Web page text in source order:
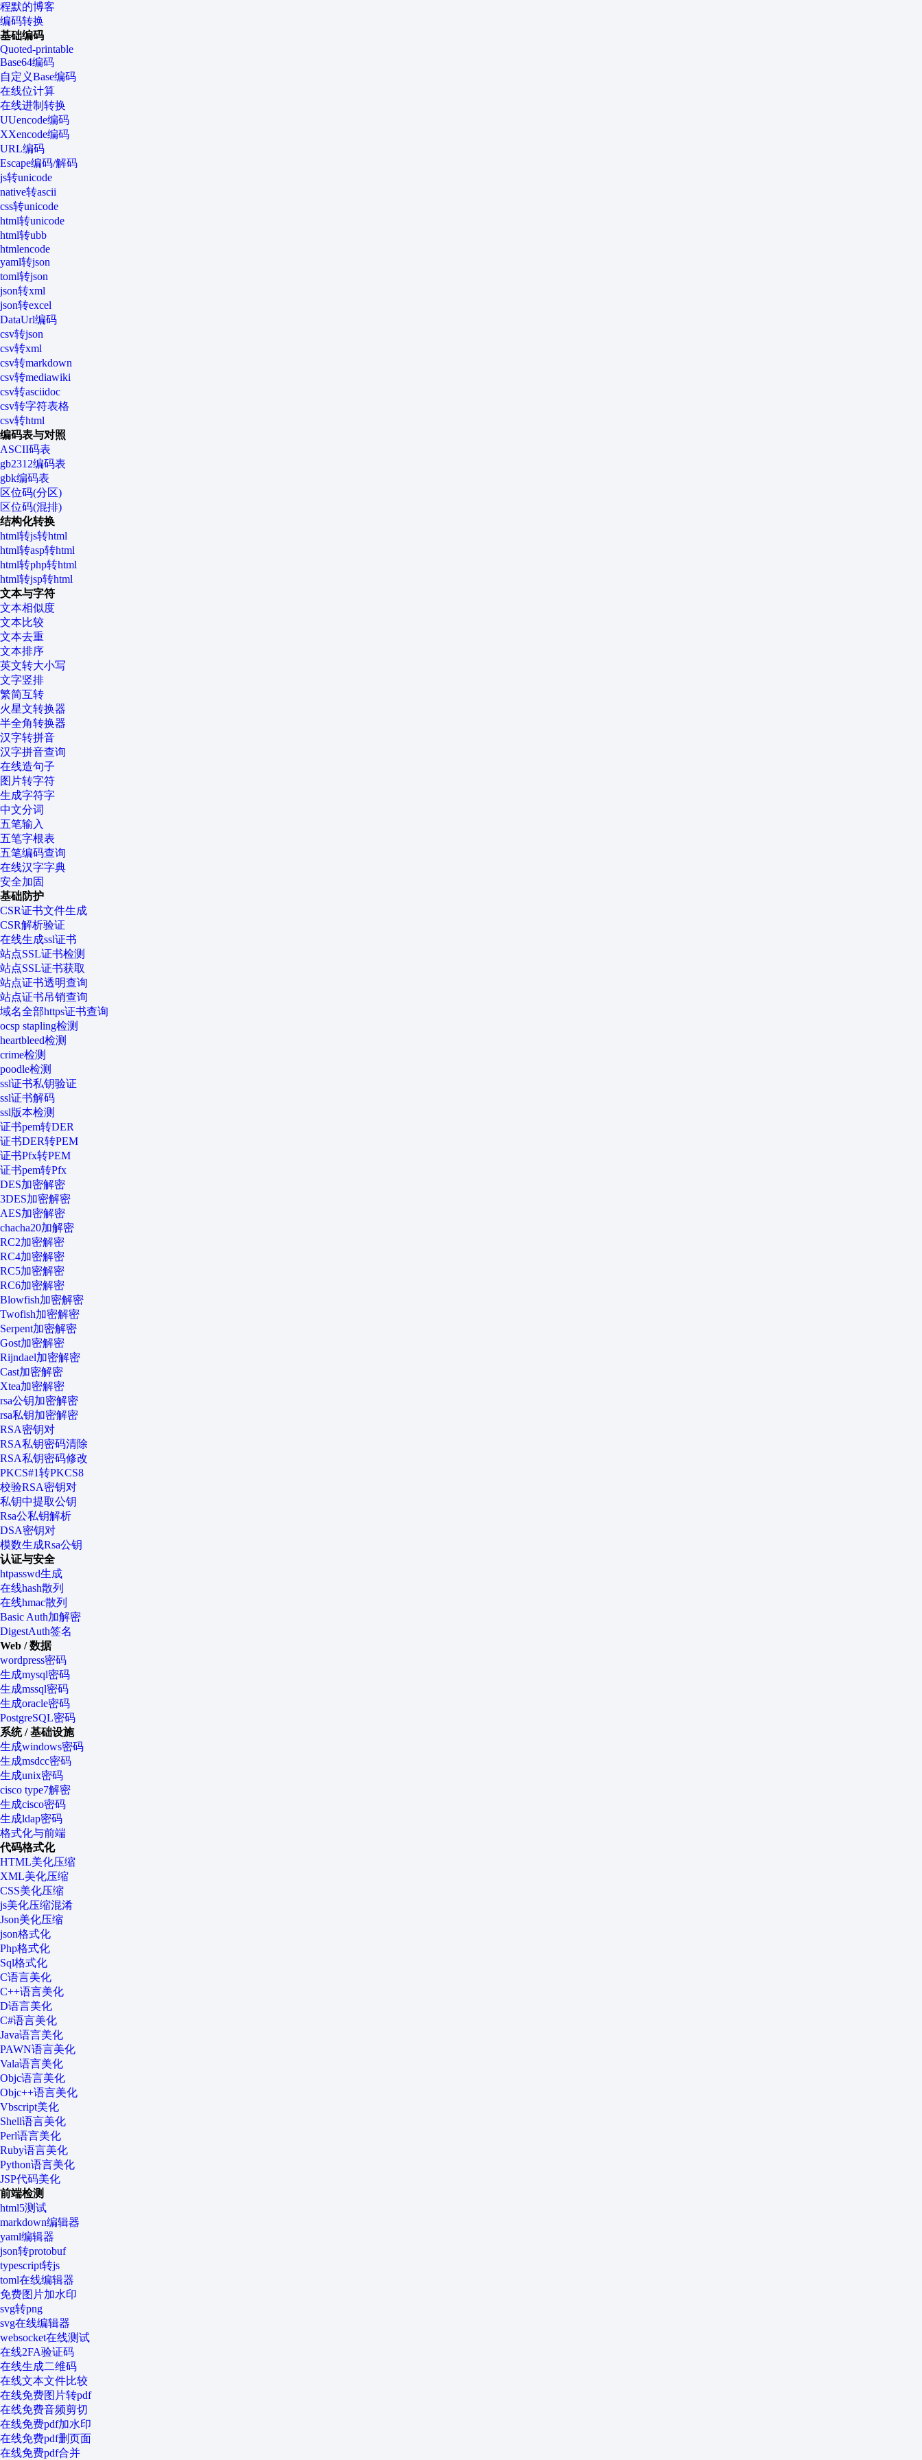
程默的博客
编码转换
基础编码
Quoted-printable
Base64编码
自定义Base编码
在线位计算
在线进制转换
UUencode编码
XXencode编码
URL编码
Escape编码/解码
js转unicode
native转ascii
css转unicode
html转unicode
html转ubb
htmlencode
yaml转json
toml转json
json转xml
json转excel
DataUrl编码
csv转json
csv转xml
csv转markdown
csv转mediawiki
csv转asciidoc
csv转字符表格
csv转html
编码表与对照
ASCII码表
gb2312编码表
gbk编码表
区位码(分区)
区位码(混排)
结构化转换
html转js转html
html转asp转html
html转php转html
html转jsp转html
文本与字符
文本相似度
文本比较
文本去重
文本排序
英文转大小写
文字竖排
繁简互转
火星文转换器
半全角转换器
汉字转拼音
汉字拼音查询
在线造句子
图片转字符
生成字符字
中文分词
五笔输入
五笔字根表
五笔编码查询
在线汉字字典
安全加固
基础防护
CSR证书文件生成
CSR解析验证
在线生成ssl证书
站点SSL证书检测
站点SSL证书获取
站点证书透明查询
站点证书吊销查询
域名全部https证书查询
ocsp stapling检测
heartbleed检测
crime检测
poodle检测
ssl证书私钥验证
ssl证书解码
ssl版本检测
证书pem转DER
证书DER转PEM
证书Pfx转PEM
证书pem转Pfx
DES加密解密
3DES加密解密
AES加密解密
chacha20加解密
RC2加密解密
RC4加密解密
RC5加密解密
RC6加密解密
Blowfish加密解密
Twofish加密解密
Serpent加密解密
Gost加密解密
Rijndael加密解密
Cast加密解密
Xtea加密解密
rsa公钥加密解密
rsa私钥加密解密
RSA密钥对
RSA私钥密码清除
RSA私钥密码修改
PKCS#1转PKCS8
校验RSA密钥对
私钥中提取公钥
Rsa公私钥解析
DSA密钥对
模数生成Rsa公钥
认证与安全
htpasswd生成
在线hash散列
在线hmac散列
Basic Auth加解密
DigestAuth签名
Web / 数据
wordpress密码
生成mysql密码
生成mssql密码
生成oracle密码
PostgreSQL密码
系统 / 基础设施
生成windows密码
生成msdcc密码
生成unix密码
cisco type7解密
生成cisco密码
生成ldap密码
格式化与前端
代码格式化
HTML美化压缩
XML美化压缩
CSS美化压缩
js美化压缩混淆
Json美化压缩
json格式化
Php格式化
Sql格式化
C语言美化
C++语言美化
D语言美化
C#语言美化
Java语言美化
PAWN语言美化
Vala语言美化
Objc语言美化
Objc++语言美化
Vbscript美化
Shell语言美化
Perl语言美化
Ruby语言美化
Python语言美化
JSP代码美化
前端检测
html5测试
markdown编辑器
yaml编辑器
json转protobuf
typescript转js
toml在线编辑器
免费图片加水印
svg转png
svg在线编辑器
websocket在线测试
在线2FA验证码
在线生成二维码
在线文本文件比较
在线免费图片转pdf
在线免费音频剪切
在线免费pdf加水印
在线免费pdf删页面
在线免费pdf合并